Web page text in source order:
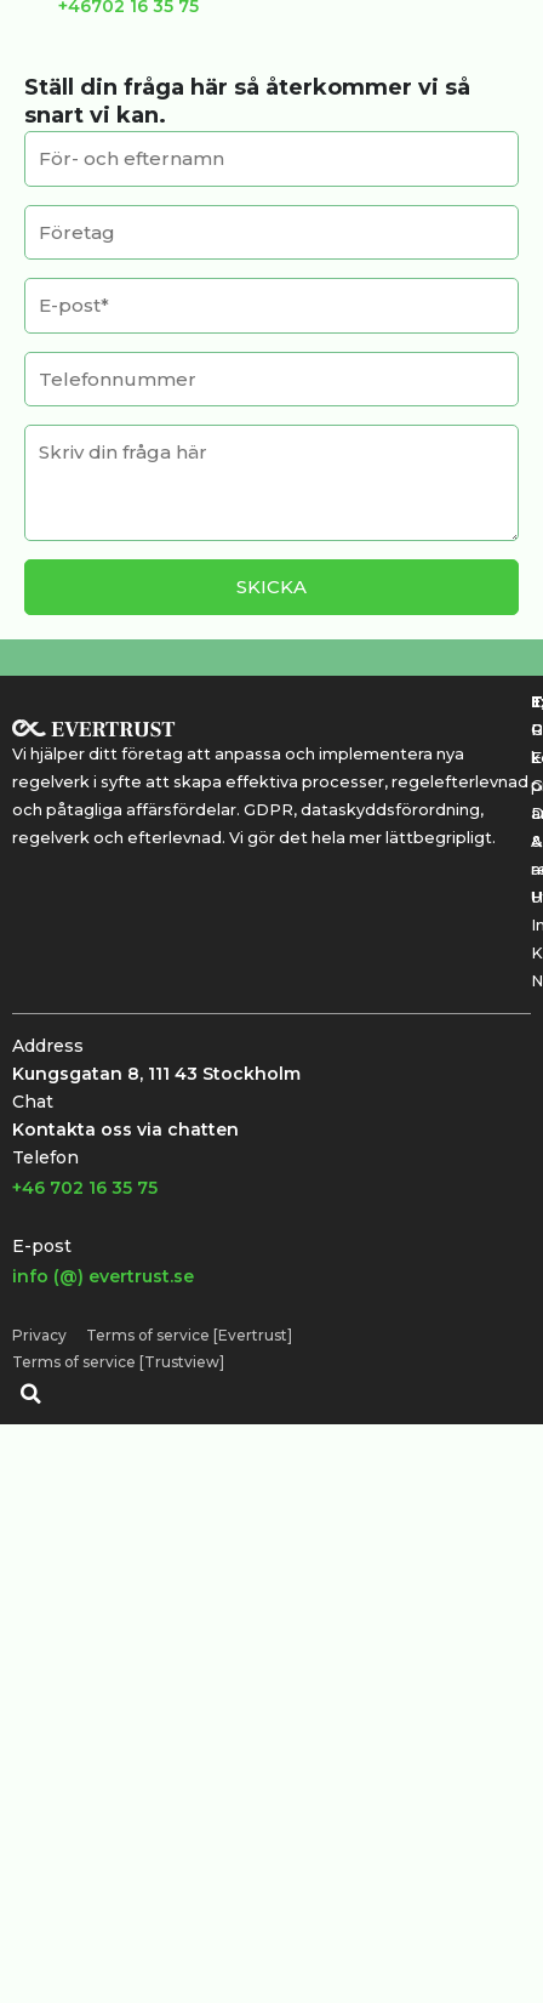
+46702 16 35 75
Ställ din fråga här så återkommer vi så
snart vi kan.
Vi hjälper ditt företag att anpassa och implementera nya
regelverk i syfte att skapa effektiva processer, regelefterlevnad
och påtagliga affärsfördelar. GDPR, dataskyddsförordning,
regelverk och efterlevnad. Vi gör det hela mer lättbegripligt.
&
Address
Kungsgatan 8, 111 43 Stockholm
Chat
Kontakta oss via chatten
Telefon
+46 702 16 35 75
E-post
info (@) evertrust.se
Privacy
Terms of service [Evertrust]
Terms of service [Trustview]
Sök